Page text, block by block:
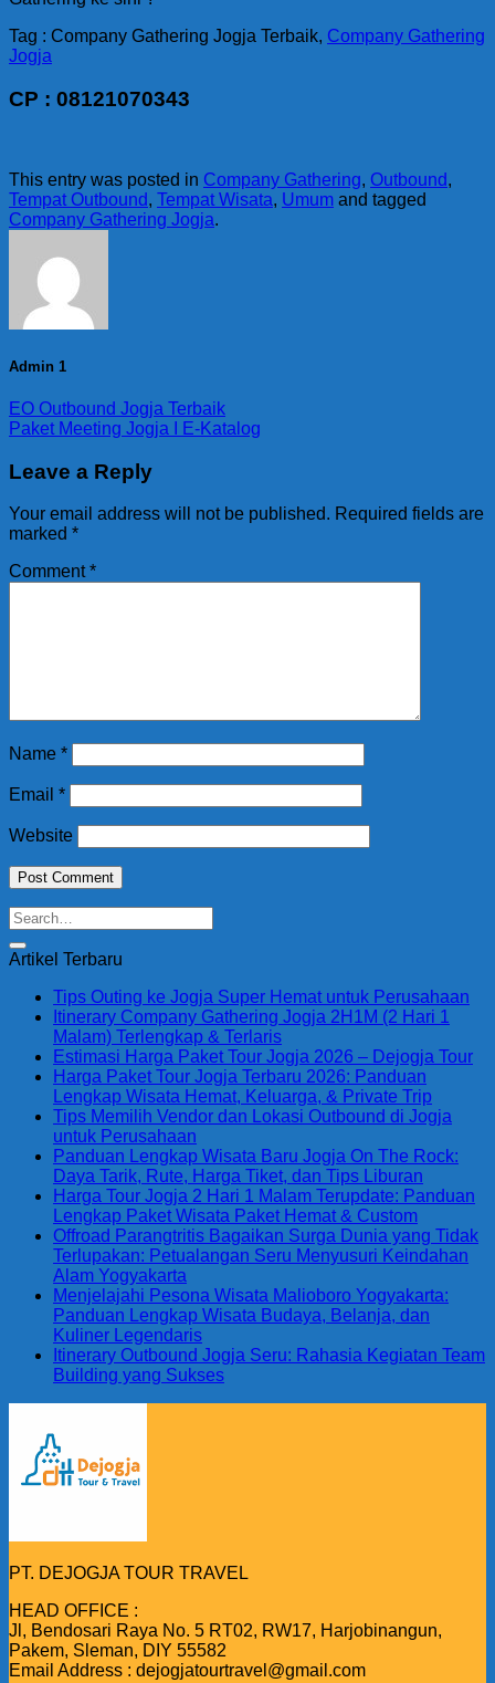
Tag : Company Gathering Jogja Terbaik, Company Gathering
Jogja
CP : 08121070343
This entry was posted in Company Gathering, Outbound,
Tempat Outbound, Tempat Wisata, Umum and tagged
Company Gathering Jogja.
Admin 1
EO Outbound Jogja Terbaik
Paket Meeting Jogja I E-Katalog
Leave a Reply
Your email address will not be published. Required fields are
marked *
Comment*
Name *
Email *
Website
Artikel Terbaru
Tips Outing ke Jogja Super Hemat untuk Perusahaan
Itinerary Company Gathering Jogja 2H1M (2 Hari 1
Malam) Terlengkap & Terlaris
Estimasi Harga Paket Tour Jogja 2026 – Dejogja Tour
Harga Paket Tour Jogja Terbaru 2026: Panduan
Lengkap Wisata Hemat, Keluarga, & Private Trip
Tips Memilih Vendor dan Lokasi Outbound di Jogja
untuk Perusahaan
Panduan Lengkap Wisata Baru Jogja On The Rock:
Daya Tarik, Rute, Harga Tiket, dan Tips Liburan
Harga Tour Jogja 2 Hari 1 Malam Terupdate: Panduan
Lengkap Paket Wisata Paket Hemat & Custom
Offroad Parangtritis Bagaikan Surga Dunia yang Tidak
Terlupakan: Petualangan Seru Menyusuri Keindahan
Alam Yogyakarta
Menjelajahi Pesona Wisata Malioboro Yogyakarta:
Panduan Lengkap Wisata Budaya, Belanja, dan
Kuliner Legendaris
Itinerary Outbound Jogja Seru: Rahasia Kegiatan Team
Building yang Sukses
PT. DEJOGJA TOUR TRAVEL
HEAD OFFICE :
Jl, Bendosari Raya No. 5 RT02, RW17, Harjobinangun,
Pakem, Sleman, DIY 55582
Email Address : dejogjatourtravel@gmail.com